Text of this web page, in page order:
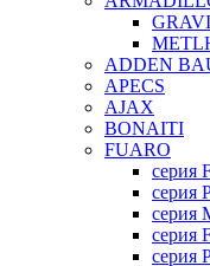
ADDEN
APECS
AJAX
BONAITI
FUARO
серия
серия
серия
серия
серия